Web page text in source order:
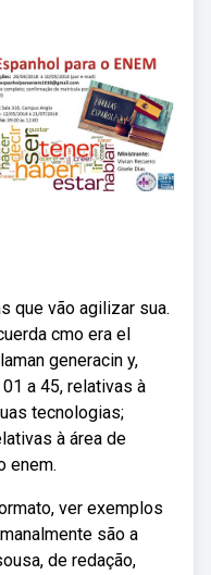
que vão agilizar sua.
cmo era el
generacin y,
a 45, relativas à
tecnologias;
à área de
enem.
ver exemplos
são a
de redação,